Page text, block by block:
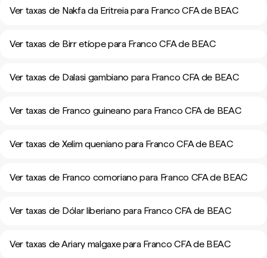
Ver taxas de Nakfa da Eritreia para Franco CFA de BEAC
Ver taxas de Birr etíope para Franco CFA de BEAC
Ver taxas de Dalasi gambiano para Franco CFA de BEAC
Ver taxas de Franco guineano para Franco CFA de BEAC
Ver taxas de Xelim queniano para Franco CFA de BEAC
Ver taxas de Franco comoriano para Franco CFA de BEAC
Ver taxas de Dólar liberiano para Franco CFA de BEAC
Ver taxas de Ariary malgaxe para Franco CFA de BEAC